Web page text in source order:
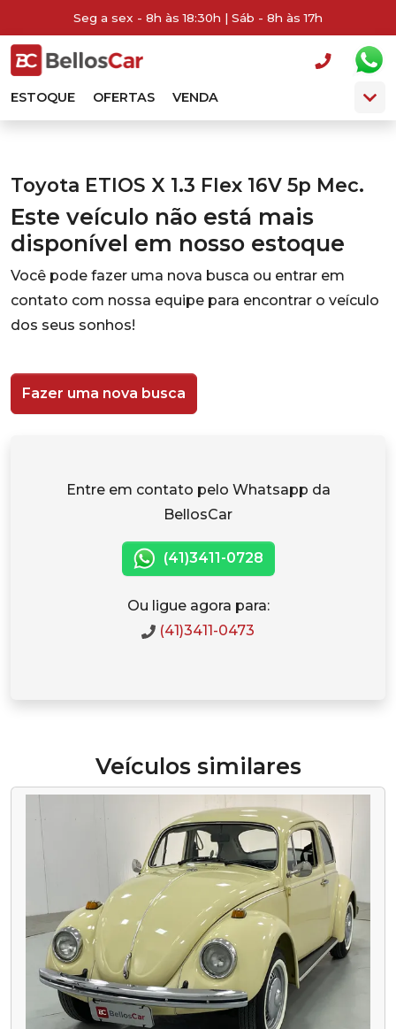
Seg a sex - 8h às 18:30h | Sáb - 8h às 17h
ESTOQUE OFERTAS VENDA
Toyota ETIOS X 1.3 Flex 16V 5p Mec.
Este veículo não está mais
disponível em nosso estoque
Você pode fazer uma nova busca ou entrar em
contato com nossa equipe para encontrar o veículo
dos seus sonhos!
Fazer uma nova busca
Entre em contato pelo Whatsapp da
BellosCar
(41)3411-0728
Ou ligue agora para:
(41)3411-0473
Veículos similares